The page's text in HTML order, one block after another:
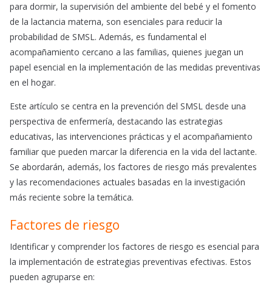
para dormir, la supervisión del ambiente del bebé y el fomento
de la lactancia materna, son esenciales para reducir la
probabilidad de SMSL. Además, es fundamental el
acompañamiento cercano a las familias, quienes juegan un
papel esencial en la implementación de las medidas preventivas
en el hogar.
Este artículo se centra en la prevención del SMSL desde una
perspectiva de enfermería, destacando las estrategias
educativas, las intervenciones prácticas y el acompañamiento
familiar que pueden marcar la diferencia en la vida del lactante.
Se abordarán, además, los factores de riesgo más prevalentes
y las recomendaciones actuales basadas en la investigación
más reciente sobre la temática.
Factores de riesgo
Identificar y comprender los factores de riesgo es esencial para
la implementación de estrategias preventivas efectivas. Estos
pueden agruparse en:​